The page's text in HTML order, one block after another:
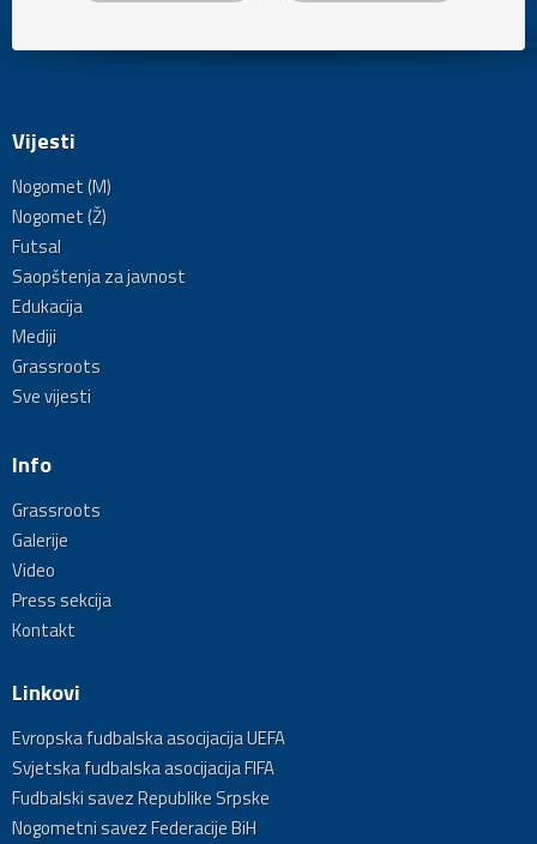
Vijesti
Nogomet (M)
Nogomet (Ž)
Futsal
Saopštenja za javnost
Edukacija
Mediji
Grassroots
Sve vijesti
Info
Grassroots
Galerije
Video
Press sekcija
Kontakt
Linkovi
Evropska fudbalska asocijacija UEFA
Svjetska fudbalska asocijacija FIFA
Fudbalski savez Republike Srpske
Nogometni savez Federacije BiH